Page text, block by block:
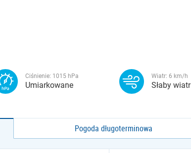
Ciśnienie: 1015 hPa
Umiarkowane
Wiatr: 6 km/h
Słaby wiatr
Pogoda długoterminowa